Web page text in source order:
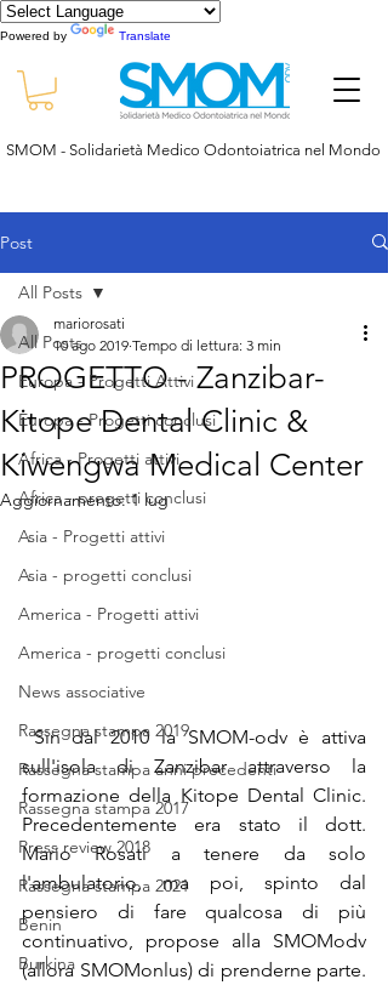
Powered by Translate
SMOM - Solidarietà Medico Odontoiatrica nel Mondo
Post
All Posts
Europa - Progetti Attivi
Europa - Progetti conclusi
Africa - Progetti attivi
Africa - progetti conclusi
Asia - Progetti attivi
Asia - progetti conclusi
America - Progetti attivi
America - progetti conclusi
News associative
Rassegna stampa 2019
Rassegna stampa anni precedenti
Rassegna stampa 2017
Press review 2018
Rassegna stampa 2021
Benin
Burkina
All Posts
PROGETTO - Zanzibar-
Kitope Dental Clinic &
Kiwengwa Medical Center
mariorosati
10 ago 2019 Tempo di lettura: 3 min
Aggiornamento:1 lug
Sin dal 2010 la SMOM-odv è attiva
sull'isola di Zanzibar attraverso la
formazione della Kitope Dental Clinic.
Precedentemente era stato il dott.
Mario Rosati a tenere da solo
l'ambulatorio, ma poi, spinto dal
pensiero di fare qualcosa di più
continuativo, propose alla SMOModv
(allora SMOMonlus) di prenderne parte.